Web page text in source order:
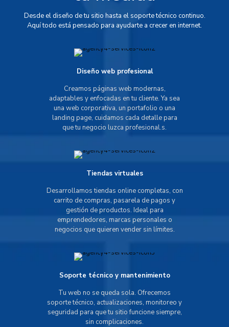
Desde el diseño de tu sitio hasta el soporte técnico continuo.
Aquí todo está pensado para ayudarte a crecer en internet.
Diseño web profesional
Creamos páginas web modernas,
adaptables y enfocadas en tu cliente. Ya sea
una web corporativa, un portafolio o una
landing page, cuidamos cada detalle para
que tu negocio luzca profesional.s.
Tiendas virtuales
Desarrollamos tiendas online completas, con
carrito de compras, pasarela de pagos y
gestión de productos. Ideal para
emprendedores, marcas personales o
negocios que quieren vender sin límites.
Soporte técnico y mantenimiento
Tu web no se queda sola. Ofrecemos
soporte técnico, actualizaciones, monitoreo y
seguridad para que tu sitio funcione siempre,
sin complicaciones.